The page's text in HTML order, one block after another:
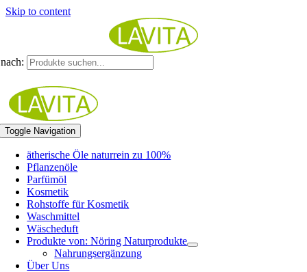
Skip to content
Toggle Navigation
ätherische Öle naturrein zu 100%
Pflanzenöle
Parfümöl
Kosmetik
Rohstoffe für Kosmetik
Waschmittel
Wäscheduft
Produkte von: Nöring Naturprodukte
Nahrungsergänzung
Über Uns